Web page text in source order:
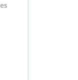
Standort Berlin-Spandau einen (Senior) Sales